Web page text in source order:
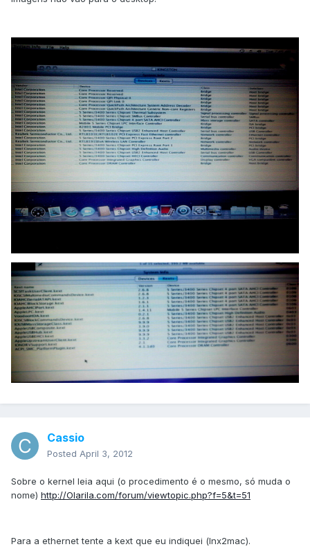
Cassio
Posted April 3, 2012
Sobre o kernel leia aqui (o procedimento é o mesmo, só muda o
nome) http://Olarila.com/forum/viewtopic.php?f=5&t=51
Para a ethernet tente a kext que eu indiquei (lnx2mac).